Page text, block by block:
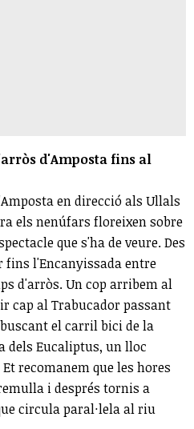
d'Amposta fins al
en direcció als Ullals
els nenúfars floreixen sobre
que s'ha de veure. Des
fins l'Encanyissada entre
d'arròs. Un cop arribem al
cap al Trabucador passant
el carril bici de la
dels Eucaliptus, un lloc
recomanem que les hores
i després tornis a
circula paral·lela al riu